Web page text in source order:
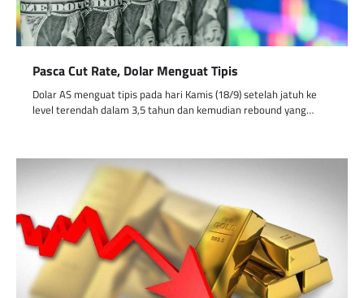
Pasca Cut Rate, Dolar Menguat Tipis
Dolar AS menguat tipis pada hari Kamis (18/9) setelah jatuh ke
level terendah dalam 3,5 tahun dan kemudian rebound yang…